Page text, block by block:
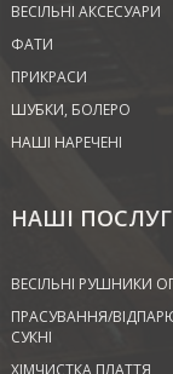
ВЕСІЛЬНІ АКСЕСУАРИ
ФАТИ
ПРИКРАСИ
ШУБКИ, БОЛЕРО
НАШІ НАРЕЧЕНІ
НАШІ
ВЕСІЛЬНІ РУШНИКИ
ПРАСУВАННЯ/
СУКНІ